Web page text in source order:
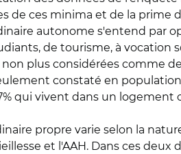
de ces minima et de la
autonome s'entend par
de tourisme, à vocation
plus considérées comme
constaté en
qui vivent dans un logement
propre varie selon la
et l'AAH. Dans ces